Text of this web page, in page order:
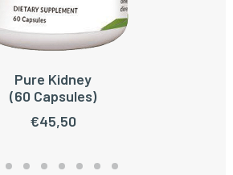
AAN WINKELWAGEN
Pure Kidney
(60 Capsules)
€45,50